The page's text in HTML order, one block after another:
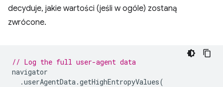
decyduje, jakie wartości (jeśli w ogóle) zostaną
zwrócone.
// Log the full user-agent data
navigator
.userAgentData.getHighEntropyValues(